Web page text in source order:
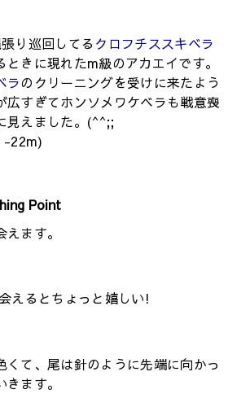
り巡回してる クロフチススキベラ
ときに現れたm級のアカエイです。
ラのクリーニングを受けに来たよう
広すぎてホンソメワケベラも戦意喪
見えました。(^^;;
-22m)
Point
ます。
るとちょっと嬉しい!
くて、尾は針のように先端に向かっ
ます。